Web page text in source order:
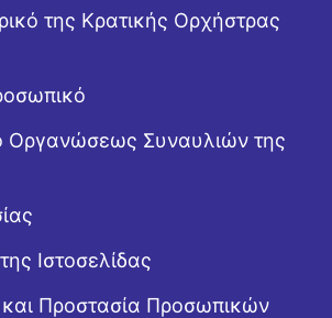
της Κρατικής Ορχήστρας
Οργανώσεως Συναυλιών της
Ιστοσελίδας
Προστασία Προσωπικών